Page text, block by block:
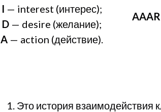
I — interest (интерес);
D — desire (желание);
A — action (действие).
1. Это история взаимодействия